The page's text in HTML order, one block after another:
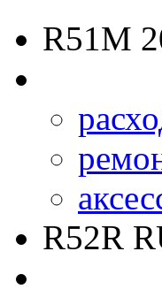
R51M
R52R